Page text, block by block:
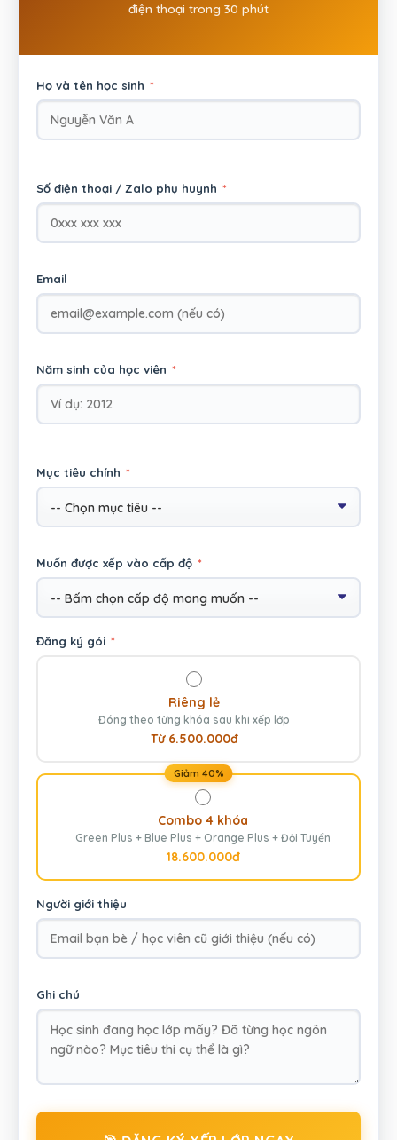
điện thoại trong 30 phút
Họ và tên học sinh *
Số điện thoại / Zalo phụ huynh *
Email
Năm sinh của học viên *
Mục tiêu chính *
Muốn được xếp vào cấp độ *
Đăng ký gói *
Riêng lẻ
Đóng theo từng khóa sau khi xếp lớp
Từ 6.500.000đ
Giảm 40%
Combo 4 khóa
Green Plus + Blue Plus + Orange Plus + Đội Tuyển
18.600.000đ
Người giới thiệu
Ghi chú